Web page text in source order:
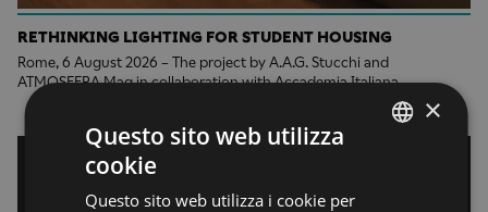
RETHINKING LIGHTING FOR STUDENT HOUSING
Rome, 6 August 2026 – The project by A.A.G. Stucchi and
ATMOSFERA Mag in collaboration with Accademia Italiana
×
Questo sito web utilizza
cookie
Questo sito web utilizza i cookie per